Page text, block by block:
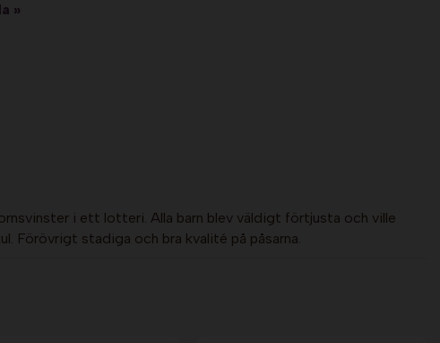
»
i ett lotteri. Alla barn blev väldigt förtjusta och ville
Förövrigt stadiga och bra kvalité på påsarna.